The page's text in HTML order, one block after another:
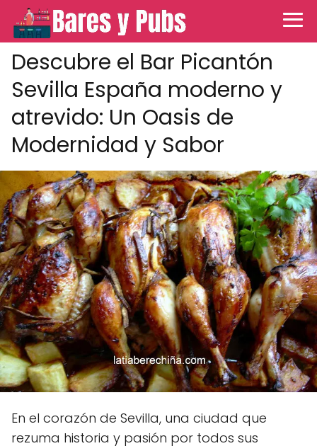
Descubre el Bar Picantón
Sevilla España moderno y
atrevido: Un Oasis de
Modernidad y Sabor
En el corazón de Sevilla, una ciudad que
rezuma historia y pasión por todos sus